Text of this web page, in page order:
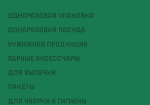
ОДНОРАЗОВАЯ УПАКОВКА
ОДНОРАЗОВАЯ ПОСУДА
БУМАЖНАЯ ПРОДУКЦИЯ
БАРНЫЕ АКСЕССУАРЫ
ДЛЯ ВЫПЕЧКИ
ПАКЕТЫ
ДЛЯ УБОРКИ И ГИГИЕНЫ